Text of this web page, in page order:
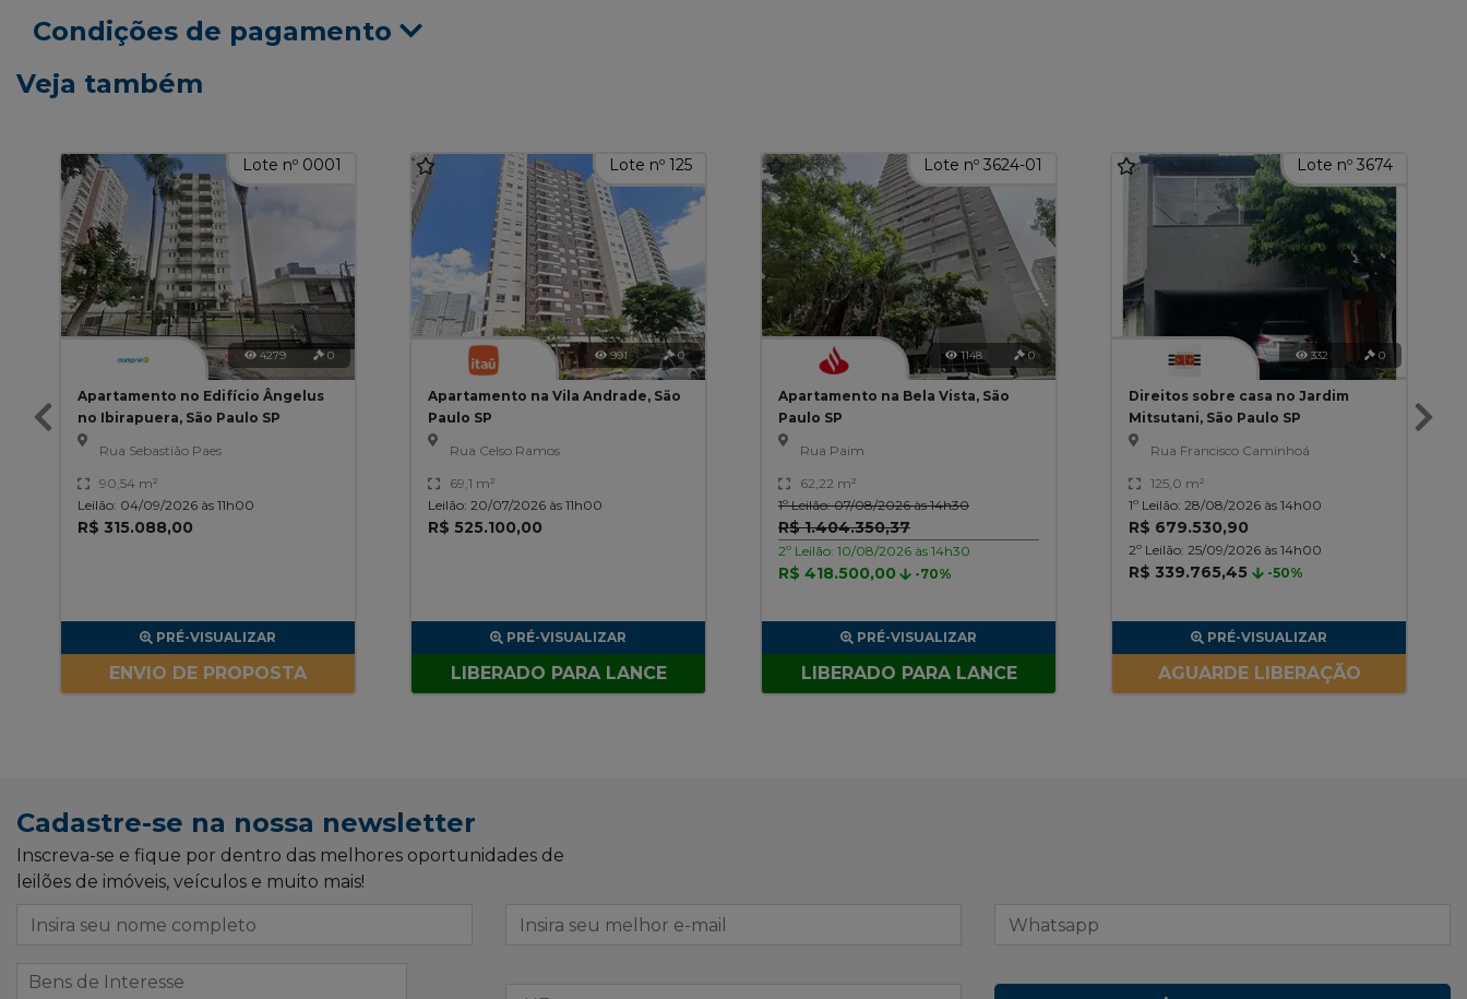
Condições de pagamento
Veja também
Lote nº 0001
4279 0
Apartamento no Edifício Ângelus
no Ibirapuera, São Paulo SP
Rua Sebastião Paes
90,54 m²
Leilão: 04/09/2026 às 11h00
R$ 315.088,00
PRÉ-VISUALIZAR
ENVIO DE PROPOSTA
Lote nº 125
991 0
Apartamento na Vila Andrade, São
Paulo SP
Rua Celso Ramos
69,1 m²
Leilão: 20/07/2026 às 11h00
R$ 525.100,00
PRÉ-VISUALIZAR
LIBERADO PARA LANCE
Lote nº 3624-01
1148 0
Apartamento na Bela Vista, São
Paulo SP
Rua Paim
62,22 m²
1º Leilão: 07/08/2026 às 14h30
R$ 1.404.350,37
2º Leilão: 10/08/2026 às 14h30
R$ 418.500,00 -70%
PRÉ-VISUALIZAR
LIBERADO PARA LANCE
Lote nº 3674
332 0
Direitos sobre casa no Jardim
Mitsutani, São Paulo SP
Rua Francisco Caminhoá
125,0 m²
1º Leilão: 28/08/2026 às 14h00
R$ 679.530,90
2º Leilão: 25/09/2026 às 14h00
R$ 339.765,45 -50%
PRÉ-VISUALIZAR
AGUARDE LIBERAÇÃO
Cadastre-se na nossa newsletter
Inscreva-se e fique por dentro das melhores oportunidades de
leilões de imóveis, veículos e muito mais!